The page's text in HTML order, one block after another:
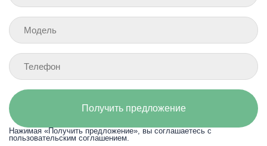
Получить предложение
Нажимая «Получить предложение», вы соглашаетесь с
пользовательским соглашением.